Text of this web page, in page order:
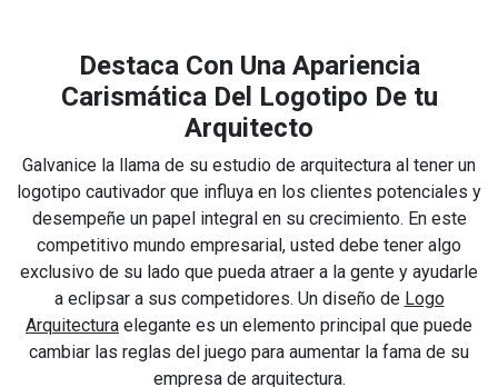
Destaca Con Una Apariencia
Carismática Del Logotipo De tu
Arquitecto
Galvanice la llama de su estudio de arquitectura al tener un
logotipo cautivador que influya en los clientes potenciales y
desempeñe un papel integral en su crecimiento. En este
competitivo mundo empresarial, usted debe tener algo
exclusivo de su lado que pueda atraer a la gente y ayudarle
a eclipsar a sus competidores. Un diseño de Logo
Arquitectura elegante es un elemento principal que puede
cambiar las reglas del juego para aumentar la fama de su
empresa de arquitectura.